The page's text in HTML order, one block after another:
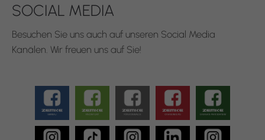
SOCIAL MEDIA
Besuchen Sie uns auch auf unseren Social Media
Kanälen. Wir freuen uns auf Sie!